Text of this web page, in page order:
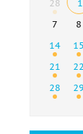
28
1
7
8
14
15
21
22
28
29